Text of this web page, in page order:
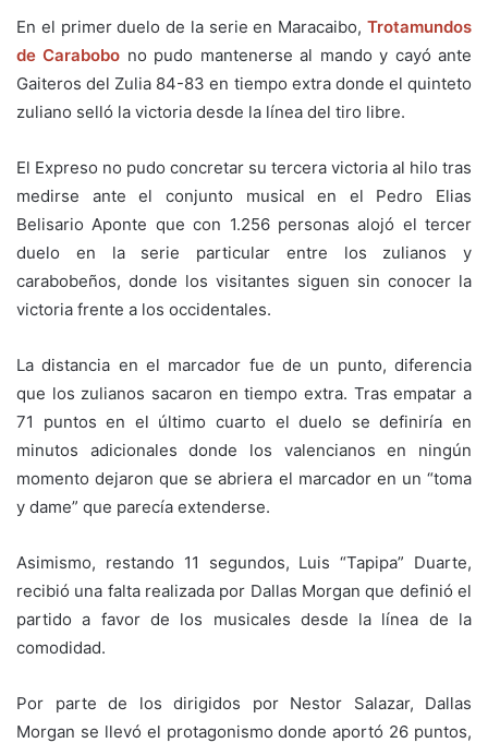
En el primer duelo de la serie en Maracaibo, Trotamundos
de Carabobo no pudo mantenerse al mando y cayó ante
Gaiteros del Zulia 84-83 en tiempo extra donde el quinteto
zuliano selló la victoria desde la línea del tiro libre.
El Expreso no pudo concretar su tercera victoria al hilo tras
medirse ante el conjunto musical en el Pedro Elias
Belisario Aponte que con 1.256 personas alojó el tercer
duelo en la serie particular entre los zulianos y
carabobeños, donde los visitantes siguen sin conocer la
victoria frente a los occidentales.
La distancia en el marcador fue de un punto, diferencia
que los zulianos sacaron en tiempo extra. Tras empatar a
71 puntos en el último cuarto el duelo se definiría en
minutos adicionales donde los valencianos en ningún
momento dejaron que se abriera el marcador en un “toma
y dame” que parecía extenderse.
Asimismo, restando 11 segundos, Luis “Tapipa” Duarte,
recibió una falta realizada por Dallas Morgan que definió el
partido a favor de los musicales desde la línea de la
comodidad.
Por parte de los dirigidos por Nestor Salazar, Dallas
Morgan se llevó el protagonismo donde aportó 26 puntos,